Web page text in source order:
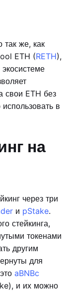
же, как
ETH (RETH),
свои ETH без
в
на
через три
и pStake.
стейкинга,
токенами
другим
для
aBNBc
и их можно